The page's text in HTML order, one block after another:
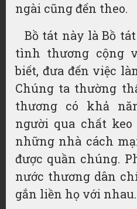
ngài cũng đến theo.
Bồ tát này là Bồ
tình thương cộng
biết, đưa đến việc
Chúng ta thường
thương có khả
người qua chất
những nhà cách
được quần chúng.
nước thương dân
gắn liền họ với nhau.